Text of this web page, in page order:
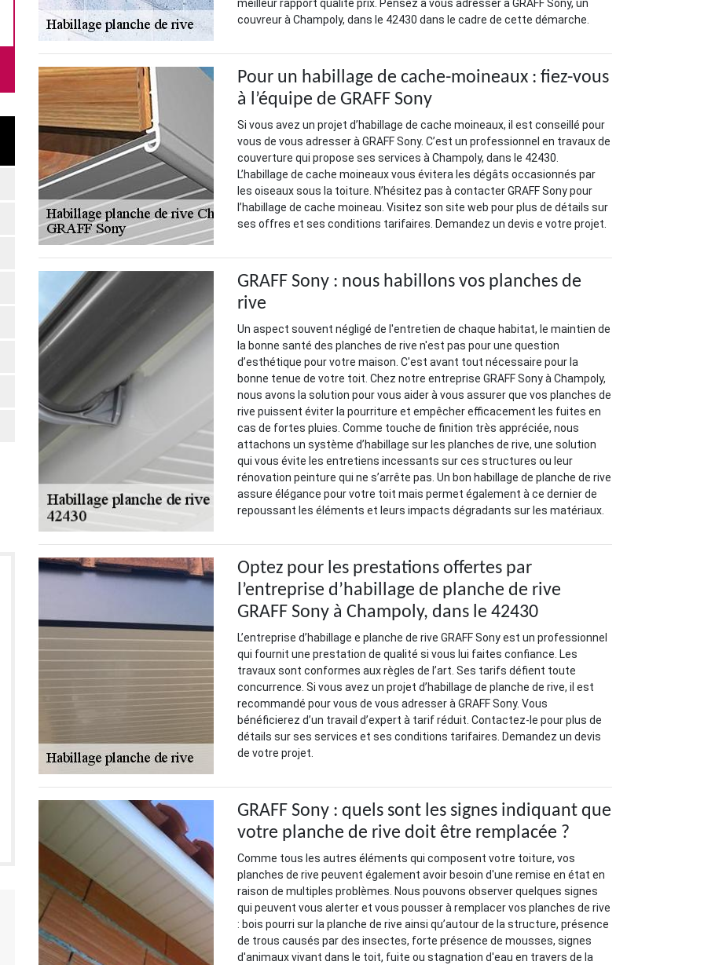
meilleur rapport qualité prix. Pensez à vous adresser à GRAFF Sony, un
couvreur à Champoly, dans le 42430 dans le cadre de cette démarche.
Pour un habillage de cache-moineaux : fiez-vous
à l’équipe de GRAFF Sony
Si vous avez un projet d’habillage de cache moineaux, il est conseillé pour
vous de vous adresser à GRAFF Sony. C’est un professionnel en travaux de
couverture qui propose ses services à Champoly, dans le 42430.
L’habillage de cache moineaux vous évitera les dégâts occasionnés par
les oiseaux sous la toiture. N’hésitez pas à contacter GRAFF Sony pour
l’habillage de cache moineau. Visitez son site web pour plus de détails sur
ses offres et ses conditions tarifaires. Demandez un devis e votre projet.
GRAFF Sony : nous habillons vos planches de
rive
Un aspect souvent négligé de l'entretien de chaque habitat, le maintien de
la bonne santé des planches de rive n'est pas pour une question
d’esthétique pour votre maison. C'est avant tout nécessaire pour la
bonne tenue de votre toit. Chez notre entreprise GRAFF Sony à Champoly,
nous avons la solution pour vous aider à vous assurer que vos planches de
rive puissent éviter la pourriture et empêcher efficacement les fuites en
cas de fortes pluies. Comme touche de finition très appréciée, nous
attachons un système d’habillage sur les planches de rive, une solution
qui vous évite les entretiens incessants sur ces structures ou leur
rénovation peinture qui ne s’arrête pas. Un bon habillage de planche de rive
assure élégance pour votre toit mais permet également à ce dernier de
repoussant les éléments et leurs impacts dégradants sur les matériaux.
Optez pour les prestations offertes par
l’entreprise d’habillage de planche de rive
GRAFF Sony à Champoly, dans le 42430
L’entreprise d’habillage e planche de rive GRAFF Sony est un professionnel
qui fournit une prestation de qualité si vous lui faites confiance. Les
travaux sont conformes aux règles de l’art. Ses tarifs défient toute
concurrence. Si vous avez un projet d’habillage de planche de rive, il est
recommandé pour vous de vous adresser à GRAFF Sony. Vous
bénéficierez d’un travail d’expert à tarif réduit. Contactez-le pour plus de
détails sur ses services et ses conditions tarifaires. Demandez un devis
de votre projet.
GRAFF Sony : quels sont les signes indiquant que
votre planche de rive doit être remplacée ?
Comme tous les autres éléments qui composent votre toiture, vos
planches de rive peuvent également avoir besoin d'une remise en état en
raison de multiples problèmes. Nous pouvons observer quelques signes
qui peuvent vous alerter et vous pousser à remplacer vos planches de rive
: bois pourri sur la planche de rive ainsi qu’autour de la structure, présence
de trous causés par des insectes, forte présence de mousses, signes
d'animaux vivant dans le toit, fuite ou stagnation d'eau en travers de la